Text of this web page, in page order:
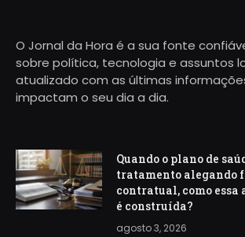
O Jornal da Hora é a sua fonte
sobre política, tecnologia e assuntos
atualizado com as últimas
impactam o seu dia a dia.
Quando o plano de
tratamento alegando
contratual, como
é construída?
agosto 3, 2026